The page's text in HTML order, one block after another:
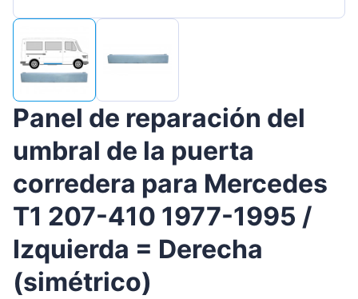
Panel de reparación del
umbral de la puerta
corredera para Mercedes
T1 207-410 1977-1995 /
Izquierda = Derecha
(simétrico)